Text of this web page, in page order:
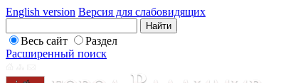
English version Версия для слабовидящих
Весь сайт
Раздел
Расширенный поиск